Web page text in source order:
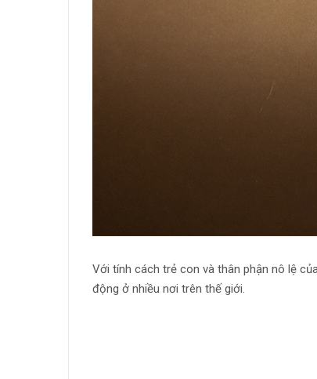
Với tính cách trẻ con và thân phận nô lệ
động ở nhiều nơi trên thế giới.